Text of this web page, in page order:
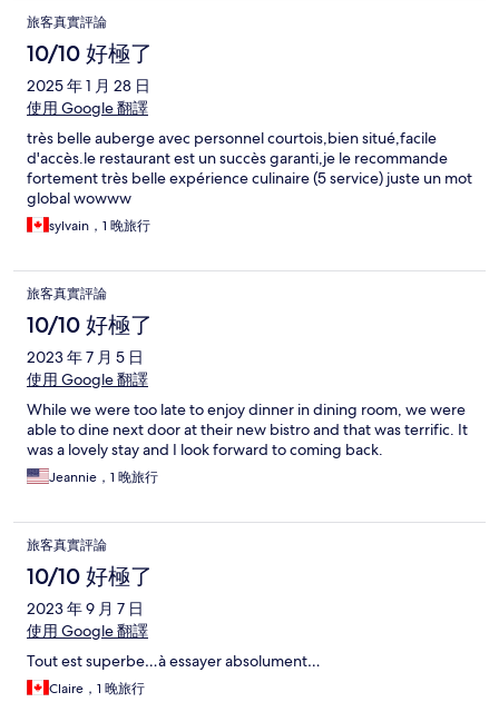
旅客真實評論
10/10 好極了
2025 年 1 月 28 日
使用 Google 翻譯
très belle auberge avec personnel courtois,bien situé,facile
d'accès.le restaurant est un succès garanti,je le recommande
fortement très belle expérience culinaire (5 service) juste un mot
global wowww
sylvain，1 晚旅行
旅客真實評論
10/10 好極了
2023 年 7 月 5 日
使用 Google 翻譯
While we were too late to enjoy dinner in dining room, we were
able to dine next door at their new bistro and that was terrific. It
was a lovely stay and I look forward to coming back.
Jeannie，1 晚旅行
旅客真實評論
10/10 好極了
2023 年 9 月 7 日
使用 Google 翻譯
Tout est superbe…à essayer absolument…
Claire，1 晚旅行